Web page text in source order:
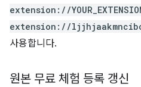
extension://
extension://
사용합니다.
원본 무료 체험 등록 갱신